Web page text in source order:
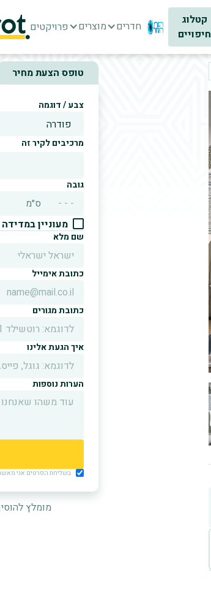
פרויקטים מוצרים חדרים
קטלוג
חיפויים
טופס הצעת מחיר
צבע / דוגמה
מרכיבים לקיר זה
גובה
ס״מ
מעוניין
שם מלא
כתובת אימייל
כתובת מגורים
איך הגעת אלינו
הערות נוספות
בשליחת הפרטים אני מאשר/
מומלץ